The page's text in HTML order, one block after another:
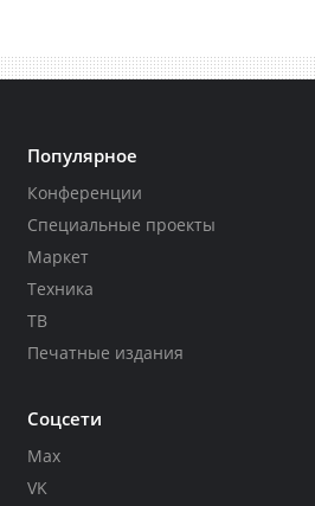
Популярное
Конференции
Специальные проекты
Маркет
Техника
ТВ
Печатные издания
Соцсети
Max
VK